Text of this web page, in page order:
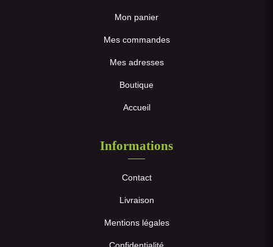
Mon panier
Mes commandes
Mes adresses
Boutique
Accueil
Informations
Contact
Livraison
Mentions légales
Confidentialité